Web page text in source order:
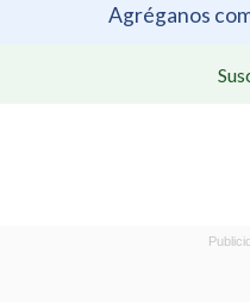
Agréganos